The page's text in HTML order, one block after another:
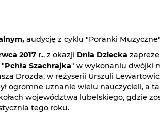
audycję z cyklu "Poranki
2017 r., z okazji Dnia Dziecka
Pchła Szachrajka" w wykonaniu dwójki
Drozda, w reżyserii Urszuli
ogromne uznanie wielu nauczycieli, a
województwa lubelskiego, gdzie
tego roku.